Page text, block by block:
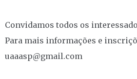
Convidamos todos os
Para mais informações e
uaaasp@gmail.com